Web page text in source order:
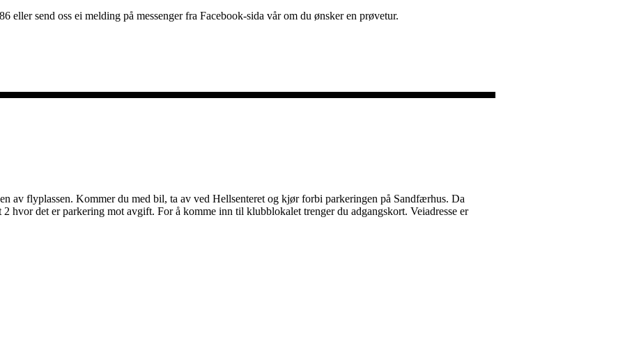
eller send oss ei melding på messenger fra Facebook-sida vår om du ønsker en prøvetur.
av flyplassen. Kommer du med bil, ta av ved Hellsenteret og kjør forbi parkeringen på Sandfærhus. Da
hvor det er parkering mot avgift. For å komme inn til klubblokalet trenger du adgangskort. Veiadresse er